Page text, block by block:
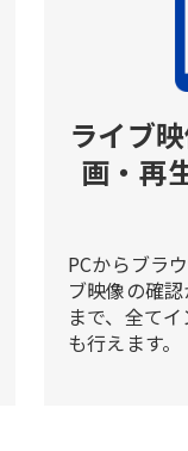
ライブ
画・再
PCからブラ
ブ映像の確
まで、全て
も行えます。